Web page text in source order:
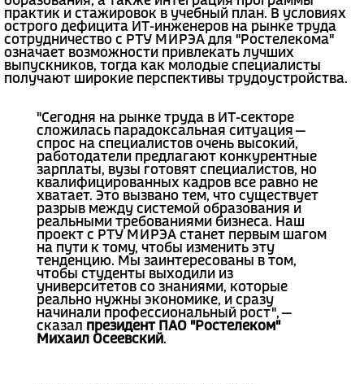
практик и стажировок в учебный план. В условиях
острого дефицита ИТ-инженеров на рынке труда
сотрудничество с РТУ МИРЭА для "Ростелекома"
означает возможности привлекать лучших
выпускников, тогда как молодые специалисты
получают широкие перспективы трудоустройства.
"Сегодня на рынке труда в ИТ-секторе
сложилась парадоксальная ситуация —
спрос на специалистов очень высокий,
работодатели предлагают конкурентные
зарплаты, вузы готовят специалистов, но
квалифицированных кадров все равно не
хватает. Это вызвано тем, что существует
разрыв между системой образования и
реальными требованиями бизнеса. Наш
проект с РТУ МИРЭА станет первым шагом
на пути к тому, чтобы изменить эту
тенденцию. Мы заинтересованы в том,
чтобы студенты выходили из
университетов со знаниями, которые
реально нужны экономике, и сразу
начинали профессиональный рост", —
сказал
президент ПАО "Ростелеком"
Михаил Осеевский .